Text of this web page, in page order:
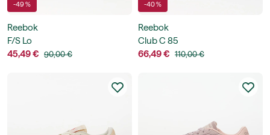
-49 %
Reebok
F/S Lo
45,49 € 90,00 €
-40 %
Reebok
Club C 85
66,49 € 110,00 €